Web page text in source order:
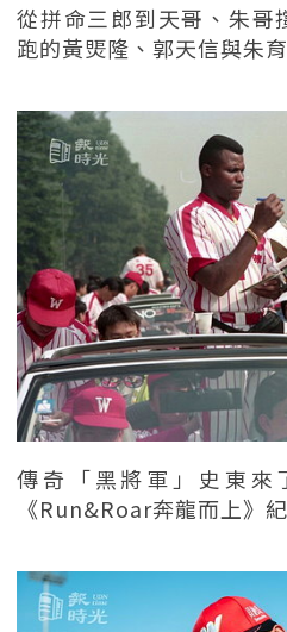
從拼命三郎到天哥、朱哥
跑的黃煚隆、郭天信與朱
傳奇「黑將軍」史東來
《Run&Roar奔龍而上》